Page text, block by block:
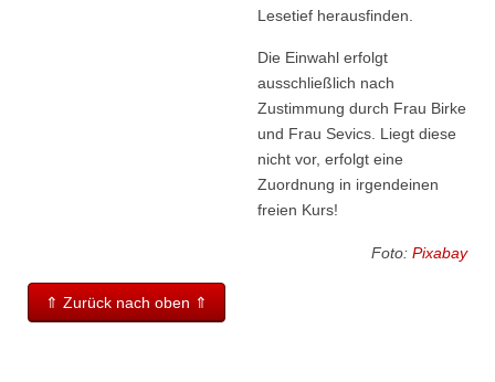
Lesetief herausfinden.
Die Einwahl erfolgt
ausschließlich nach
Zustimmung durch Frau Birke
und Frau Sevics. Liegt diese
nicht vor, erfolgt eine
Zuordnung in irgendeinen
freien Kurs!
Foto: Pixabay
⇑ Zurück nach oben ⇑